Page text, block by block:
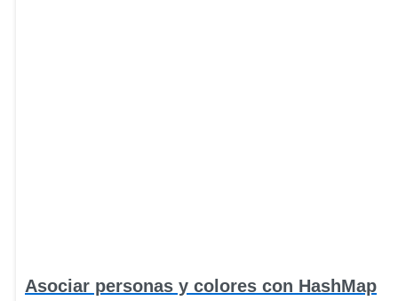
Asociar personas y colores con HashMap